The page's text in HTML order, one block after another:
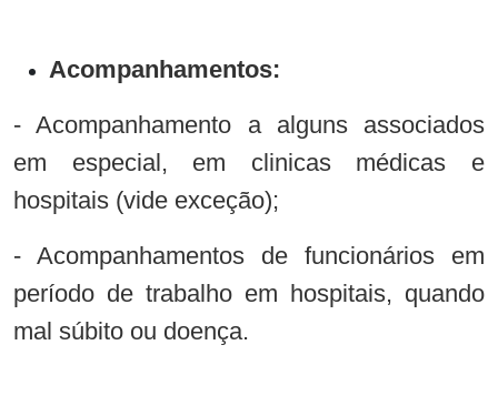
Acompanhamentos:
- Acompanhamento a alguns associados
em especial, em clinicas médicas e
hospitais (vide exceção);
- Acompanhamentos de funcionários em
período de trabalho em hospitais, quando
mal súbito ou doença.